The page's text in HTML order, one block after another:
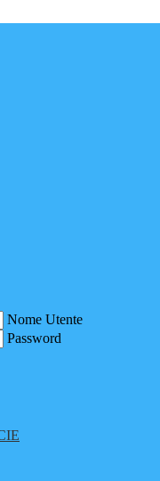
Nome Utente
Password